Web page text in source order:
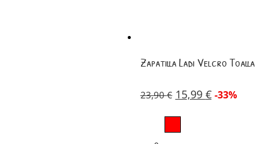
Zapatilla Ladi Velcro Toalla
23,90€ 15,99 € -33%